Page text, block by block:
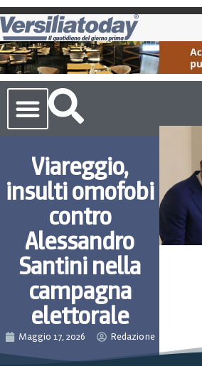
Viareggio,
insulti omofobi
contro
Alessandro
Santini nella
campagna
elettorale
Maggio 17, 2026 Redazione